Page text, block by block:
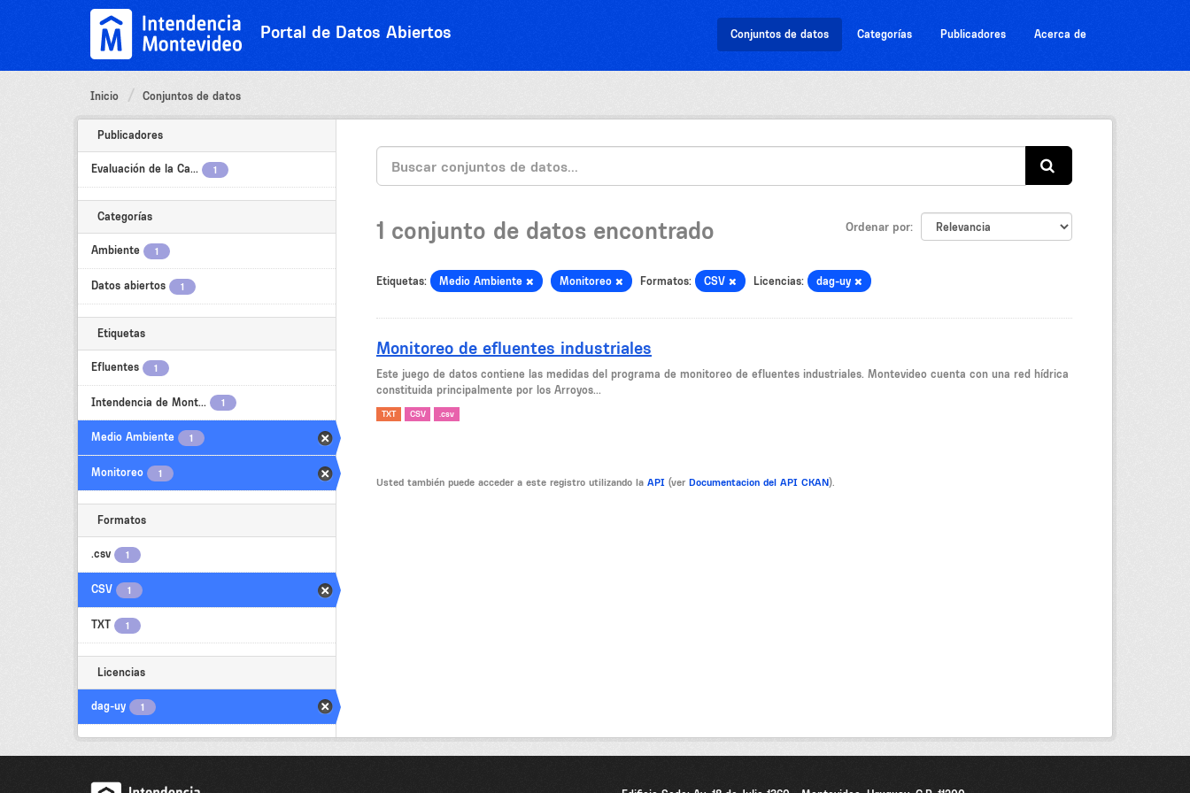
Portal de Datos Abiertos Conjuntos de datos Categorías Publicadores Acerca de
Inicio Conjuntos de datos
Publicadores
Evaluación de la Ca... 1
Categorías
Ambiente 1
Datos abiertos 1
Etiquetas
Efluentes 1
Intendencia de Mont... 1
Medio Ambiente 1
Monitoreo 1
Formatos
.csv 1
CSV 1
TXT 1
Licencias
dag-uy 1
Ordenar por
1 conjunto de datos encontrado
Etiquetas: Medio Ambiente Monitoreo Formatos: CSV Licencias: dag-uy
Monitoreo de efluentes industriales
Este juego de datos contiene las medidas del programa de monitoreo de efluentes industriales. Montevideo cuenta con una red hídrica
constituida principalmente por los Arroyos...
TXT CSV .csv
Usted también puede acceder a este registro utilizando la API (ver Documentacion del API CKAN).